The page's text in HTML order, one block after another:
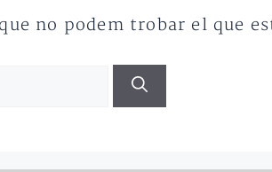
no podem trobar el que